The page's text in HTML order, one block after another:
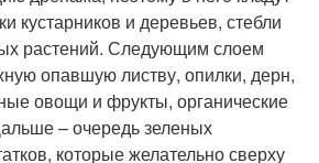
кустарников и деревьев, стебли
растений. Следующим слоем
опавшую листву, опилки, дерн,
овощи и фрукты, органические
– очередь зеленых
которые желательно сверху